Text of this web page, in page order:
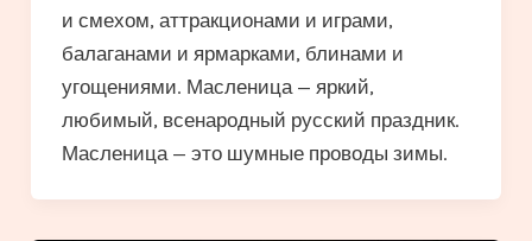
и смехом, аттракционами и играми,
балаганами и ярмарками, блинами и
угощениями. Масленица — яркий,
любимый, всенародный русский праздник.
Масленица — это шумные проводы зимы.